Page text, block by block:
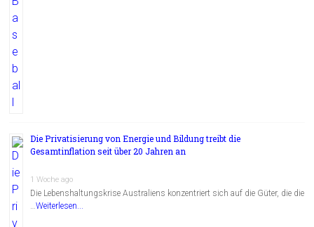
Die Privatisierung von Energie und Bildung treibt die
Gesamtinflation seit über 20 Jahren an
1 Woche ago
Die Lebenshaltungskrise Australiens konzentriert sich auf die Güter, die die
…Weiterlesen...